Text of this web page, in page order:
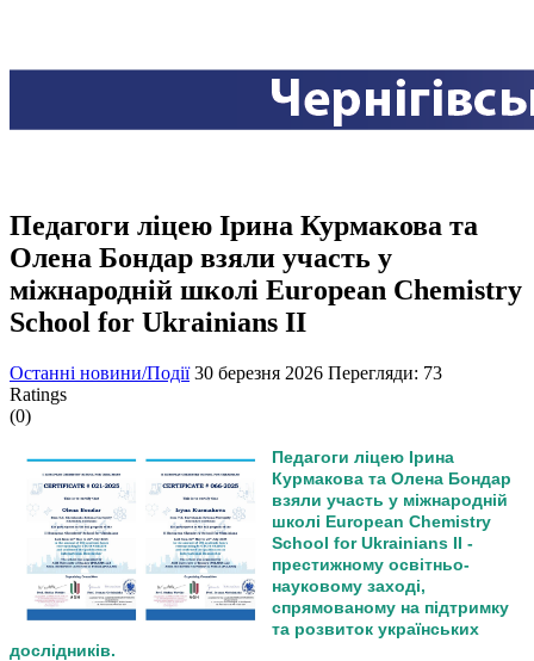
Педагоги ліцею Ірина Курмакова та
Олена Бондар взяли участь у
міжнародній школі European Chemistry
School for Ukrainians II
Останні новини/Події 30 березня 2026 Перегляди: 73
Ratings
(0)
Педагоги ліцею Ірина
Курмакова та Олена Бондар
взяли участь у міжнародній
школі European Chemistry
School for Ukrainians II -
престижному освітньо-
науковому заході,
спрямованому на підтримку
та розвиток українських
дослідників.